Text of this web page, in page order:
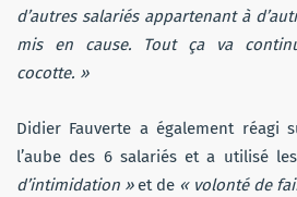
d’autres salariés appartenant à
mis en cause. Tout ça va
cocotte. »
Didier Fauverte a également réagi
l’aube des 6 salariés et a utilisé
d’intimidation » et de « volonté de